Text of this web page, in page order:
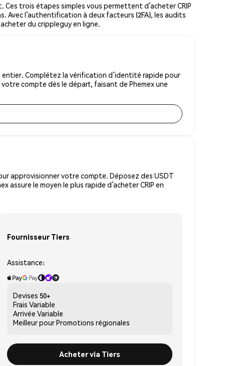
trois étapes simples vous permettent d’acheter CRIP
Avec l’authentification à deux facteurs (2FA), les audits
du crippleguy en ligne.
entier. Complétez la vérification d’identité rapide pour
compte dès le départ, faisant de Phemex une
approvisionner votre compte. Déposez des USDT
le moyen le plus rapide d’acheter CRIP en
Fournisseur Tiers
Assistance:
Devises 50+
Frais Variable
Arrivée Variable
Meilleur pourPromotions régionales
Acheter via Tiers